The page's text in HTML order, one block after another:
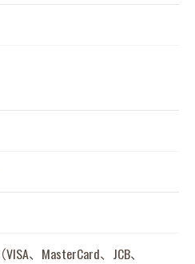
、MasterCard、JCB、